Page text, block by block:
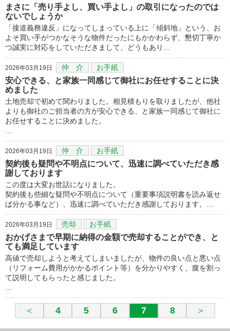
まさに「売り手よし、買い手よし」の取引になったのでは
ないでしょうか
「接道義務違反」になってしまっている上に「傾斜地」という、お
よそ買い手がつかなそうな物件だったにもかかわらず、懇切丁寧か
つ誠実に対応をしていただきまして、どうもあり…
2026年03月19日 仲 介 お手紙
安心できる、と家族一同感じて御社にお任せすることに決
めました
土地売却で初めて関わりました。相見積もりを取りましたが、他社
よりも御社のご担当者の方が安心できる、と家族一同感じて御社に
お任せすることに決めました。
2026年03月19日 仲 介 お手紙
契約後も疑問や不明点について、迅速に調べていただき感
謝しております
この度は大変お世話になりました。
契約後も些細な疑問や不明点について（重要事項説明書を読み返せ
ば分かる事など）、迅速に調べていただき感謝しております。…
2026年03月19日 売却 お手紙
おかげさまで早期に納得の金額で売却することができ、と
ても満足しています
高値で売却しようと考えてしまいましたが、物件の良い点と悪い点
（リフォーム費用がかかるポイント等）を分かりやすく、腹を割っ
て説明してもらったと感じました。
＜ 4 5 6 7 8 ＞